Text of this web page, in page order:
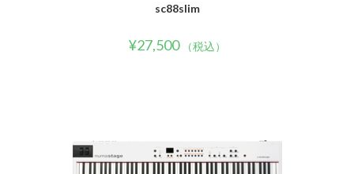
sc88slim
¥27,500 （税込）